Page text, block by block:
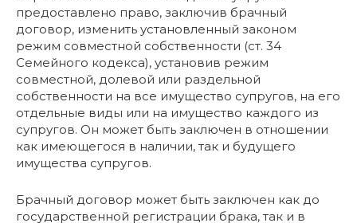
предоставлено право, заключив брачный
договор, изменить установленный законом
режим совместной собственности (ст. 34
Семейного кодекса), установив режим
совместной, долевой или раздельной
собственности на все имущество супругов, на его
отдельные виды или на имущество каждого из
супругов. Он может быть заключен в отношении
как имеющегося в наличии, так и будущего
имущества супругов.
Брачный договор может быть заключен как до
государственной регистрации брака, так и в